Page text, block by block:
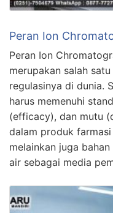
Peran Ion
Peran Ion
merupakan salah
regulasinya di dunia.
harus memenuhi
(efficacy), dan mutu
dalam produk
melainkan juga
air sebagai media